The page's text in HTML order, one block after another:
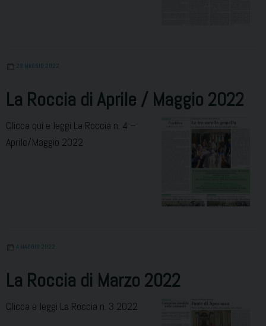
28 MAGGIO 2022
La Roccia di Aprile / Maggio 2022
Clicca qui e leggi La Roccia n. 4 –
Aprile/Maggio 2022
4 MAGGIO 2022
La Roccia di Marzo 2022
Clicca e leggi La Roccia n. 3 2022